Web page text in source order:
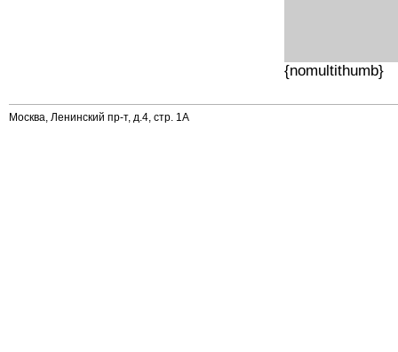
{nomultithumb}
Москва, Ленинский пр-т, д.4, стр. 1А